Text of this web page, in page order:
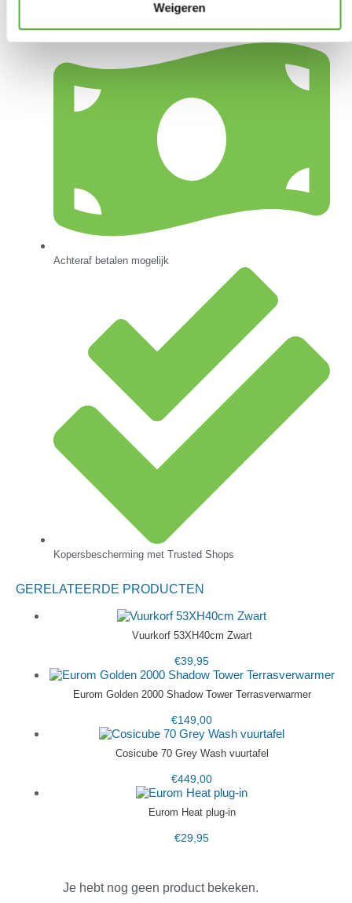
Weigeren
Achteraf betalen mogelijk
Kopersbescherming met Trusted Shops
GERELATEERDE PRODUCTEN
Vuurkorf 53XH40cm Zwart
€39,95
Eurom Golden 2000 Shadow Tower Terrasverwarmer
€149,00
Cosicube 70 Grey Wash vuurtafel
€449,00
Eurom Heat plug-in
€29,95
Je hebt nog geen product bekeken.